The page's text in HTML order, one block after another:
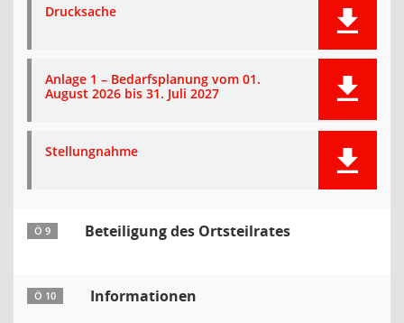
Drucksache
Anlage 1 – Bedarfsplanung vom 01.
August 2026 bis 31. Juli 2027
Stellungnahme
Ö 9 Beteiligung des Ortsteilrates
Ö 10 Informationen